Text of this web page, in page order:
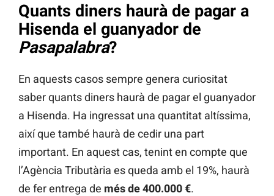
Quants diners haurà de pagar a
Hisenda el guanyador de
Pasapalabra?
En aquests casos sempre genera curiositat
saber quants diners haurà de pagar el guanyador
a Hisenda. Ha ingressat una quantitat altíssima,
així que també haurà de cedir una part
important. En aquest cas, tenint en compte que
l’Agència Tributària es queda amb el 19%, haurà
de fer entrega de més de 400.000 €.